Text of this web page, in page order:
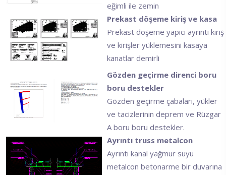
eğimli ile zemin
Prekast döşeme kiriş ve kasa
Prekast döşeme yapıcı ayrıntı kiriş
ve kirişler yüklemesini kasaya
kanatlar demirli
Gözden geçirme direnci boru
boru destekler
Gözden geçirme çabaları, yükler
ve tacizlerinin deprem ve Rüzgar
A boru boru destekler.
Ayrıntı truss metalcon
Ayrıntı kanal yağmur suyu
metalcon betonarme bir duvarına